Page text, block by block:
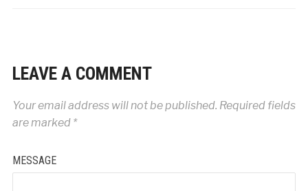
LEAVE A COMMENT
Your email address will not be published. Required fields
are marked *
MESSAGE